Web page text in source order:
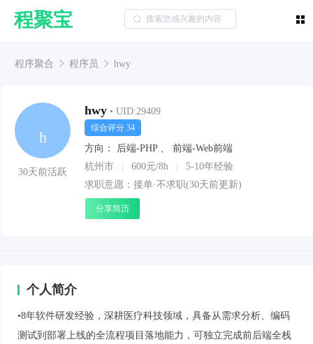
程聚宝
程序聚合 程序员 hwy
h
30天前活跃
hwy • UID:29409
综合评分 34
方向： 后端-PHP 、
前端-Web前端
杭州市
600元/8h
5-10年经验
求职意愿：接单·不求职(30天前更新)
分享简历
个人简介
•8年软件研发经验，深耕医疗科技领域，具备从需求分析、编码
测试到部署上线的全流程项目落地能力，可独立完成前后端全栈